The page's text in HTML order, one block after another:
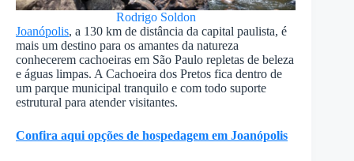
Rodrigo Soldon
Joanópolis, a 130 km de distância da capital paulista, é
mais um destino para os amantes da natureza
conhecerem cachoeiras em São Paulo repletas de beleza
e águas limpas. A Cachoeira dos Pretos fica dentro de
um parque municipal tranquilo e com todo suporte
estrutural para atender visitantes.
Confira aqui opções de hospedagem em Joanópolis